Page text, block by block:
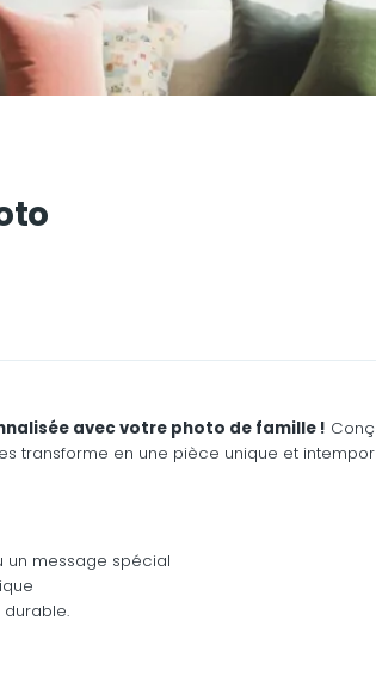
avec votre photo de famille !
transforme en une pièce unique et
un message spécial